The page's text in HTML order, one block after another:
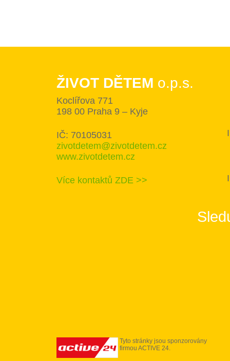
ŽIVOT DĚTEM o.p.s.
Koclířova 771
198 00 Praha 9 – Kyje
IČ: 70105031
zivotdetem@zivotdetem.cz
www.zivotdetem.cz
Více kontaktů ZDE >>
Tyto stránky jsou sponzorovány
firmou ACTIVE 24.